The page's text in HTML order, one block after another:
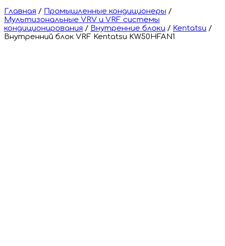
Главная / Промышленные кондиционеры /
Мультизональные VRV и VRF системы
кондиционирования / Внутренние блоки / Kentatsu /
Внутренний блок VRF Kentatsu KW50HFAN1